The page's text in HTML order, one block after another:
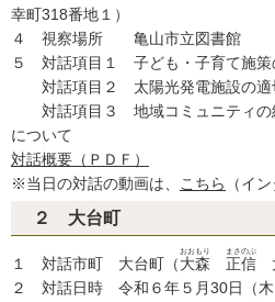
幸町318番地１）
４ 視察場所 亀山市立図書館
５ 対話項目１ 子ども・子育て施策
対話項目２ 太陽光発電施設の適
対話項目３ 地域コミュニティの
について
対話概要（ＰＤＦ）
※当日の対話の動画は、
こちら （イ
２ 大台町
１ 対話市町 大台町（大森
おおもり
正信
まさのぶ
２ 対話日時 令和６年５月30日（木